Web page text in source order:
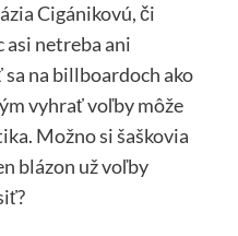
Cigánikovú, či
asi netreba ani
na billboardoch ako
vyhrať voľby môže
Možno si šaškovia
blázon už voľby